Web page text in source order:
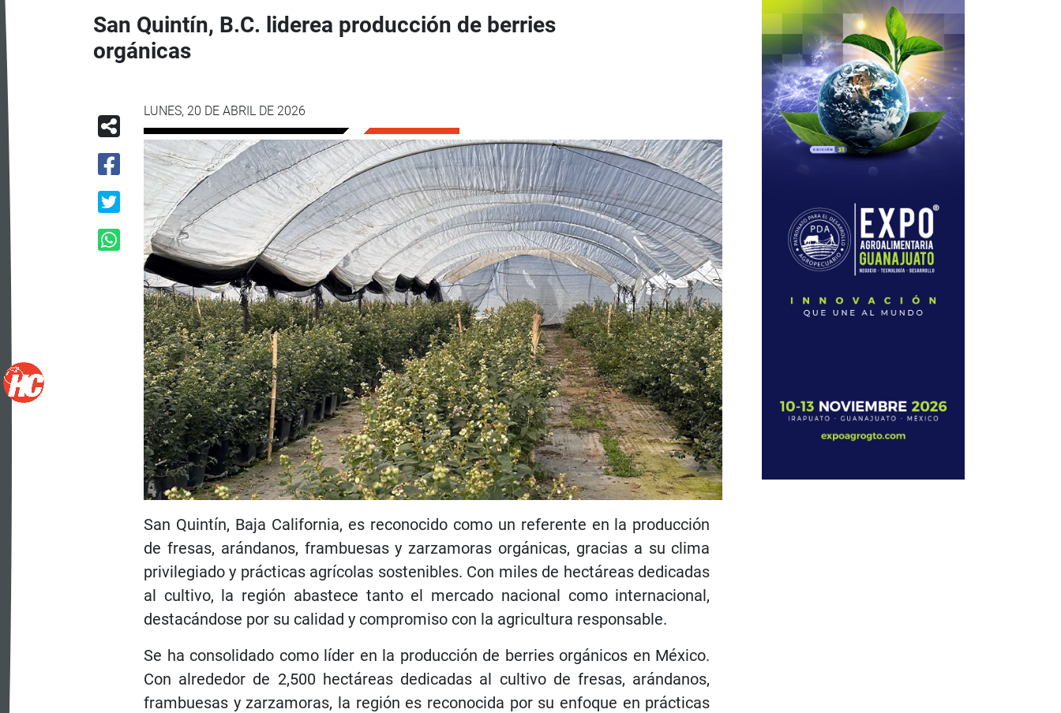
San Quintín, B.C. liderea producción de berries
orgánicas
LUNES, 20 DE ABRIL DE 2026
San Quintín, Baja California, es reconocido como un referente en la producción
de fresas, arándanos, frambuesas y zarzamoras orgánicas, gracias a su clima
privilegiado y prácticas agrícolas sostenibles. Con miles de hectáreas dedicadas
al cultivo, la región abastece tanto el mercado nacional como internacional,
destacándose por su calidad y compromiso con la agricultura responsable.
Se ha consolidado como líder en la producción de berries orgánicos en México.
Con alrededor de 2,500 hectáreas dedicadas al cultivo de fresas, arándanos,
frambuesas y zarzamoras, la región es reconocida por su enfoque en prácticas